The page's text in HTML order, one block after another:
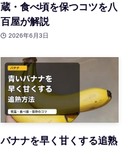
蔵・食べ頃を保つコツを八
百屋が解説
2026年6月3日
バナナを早く甘くする追熟